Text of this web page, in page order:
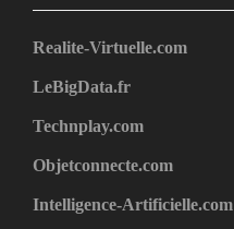
Realite-Virtuelle.com
LeBigData.fr
Technplay.com
Objetconnecte.com
Intelligence-Artificielle.com